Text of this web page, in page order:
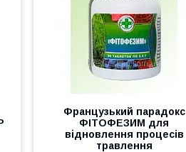
Французький парадокс
ФІТОФЕЗИМ для
відновлення процесів
травлення